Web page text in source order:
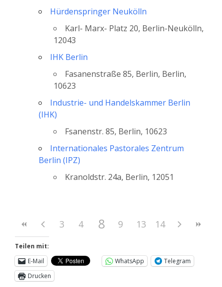
Hürdenspringer Neukölln
Karl- Marx- Platz 20, Berlin-Neukölln,
12043
IHK Berlin
Fasanenstraße 85, Berlin, Berlin,
10623
Industrie- und Handelskammer Berlin
(IHK)
Fsanenstr. 85, Berlin, 10623
Internationales Pastorales Zentrum
Berlin (IPZ)
Kranoldstr. 24a, Berlin, 12051
3 4 5 6 7
8 9 10 11 12
13 14
Teilen mit:
E-Mail
WhatsApp
Telegram
Drucken